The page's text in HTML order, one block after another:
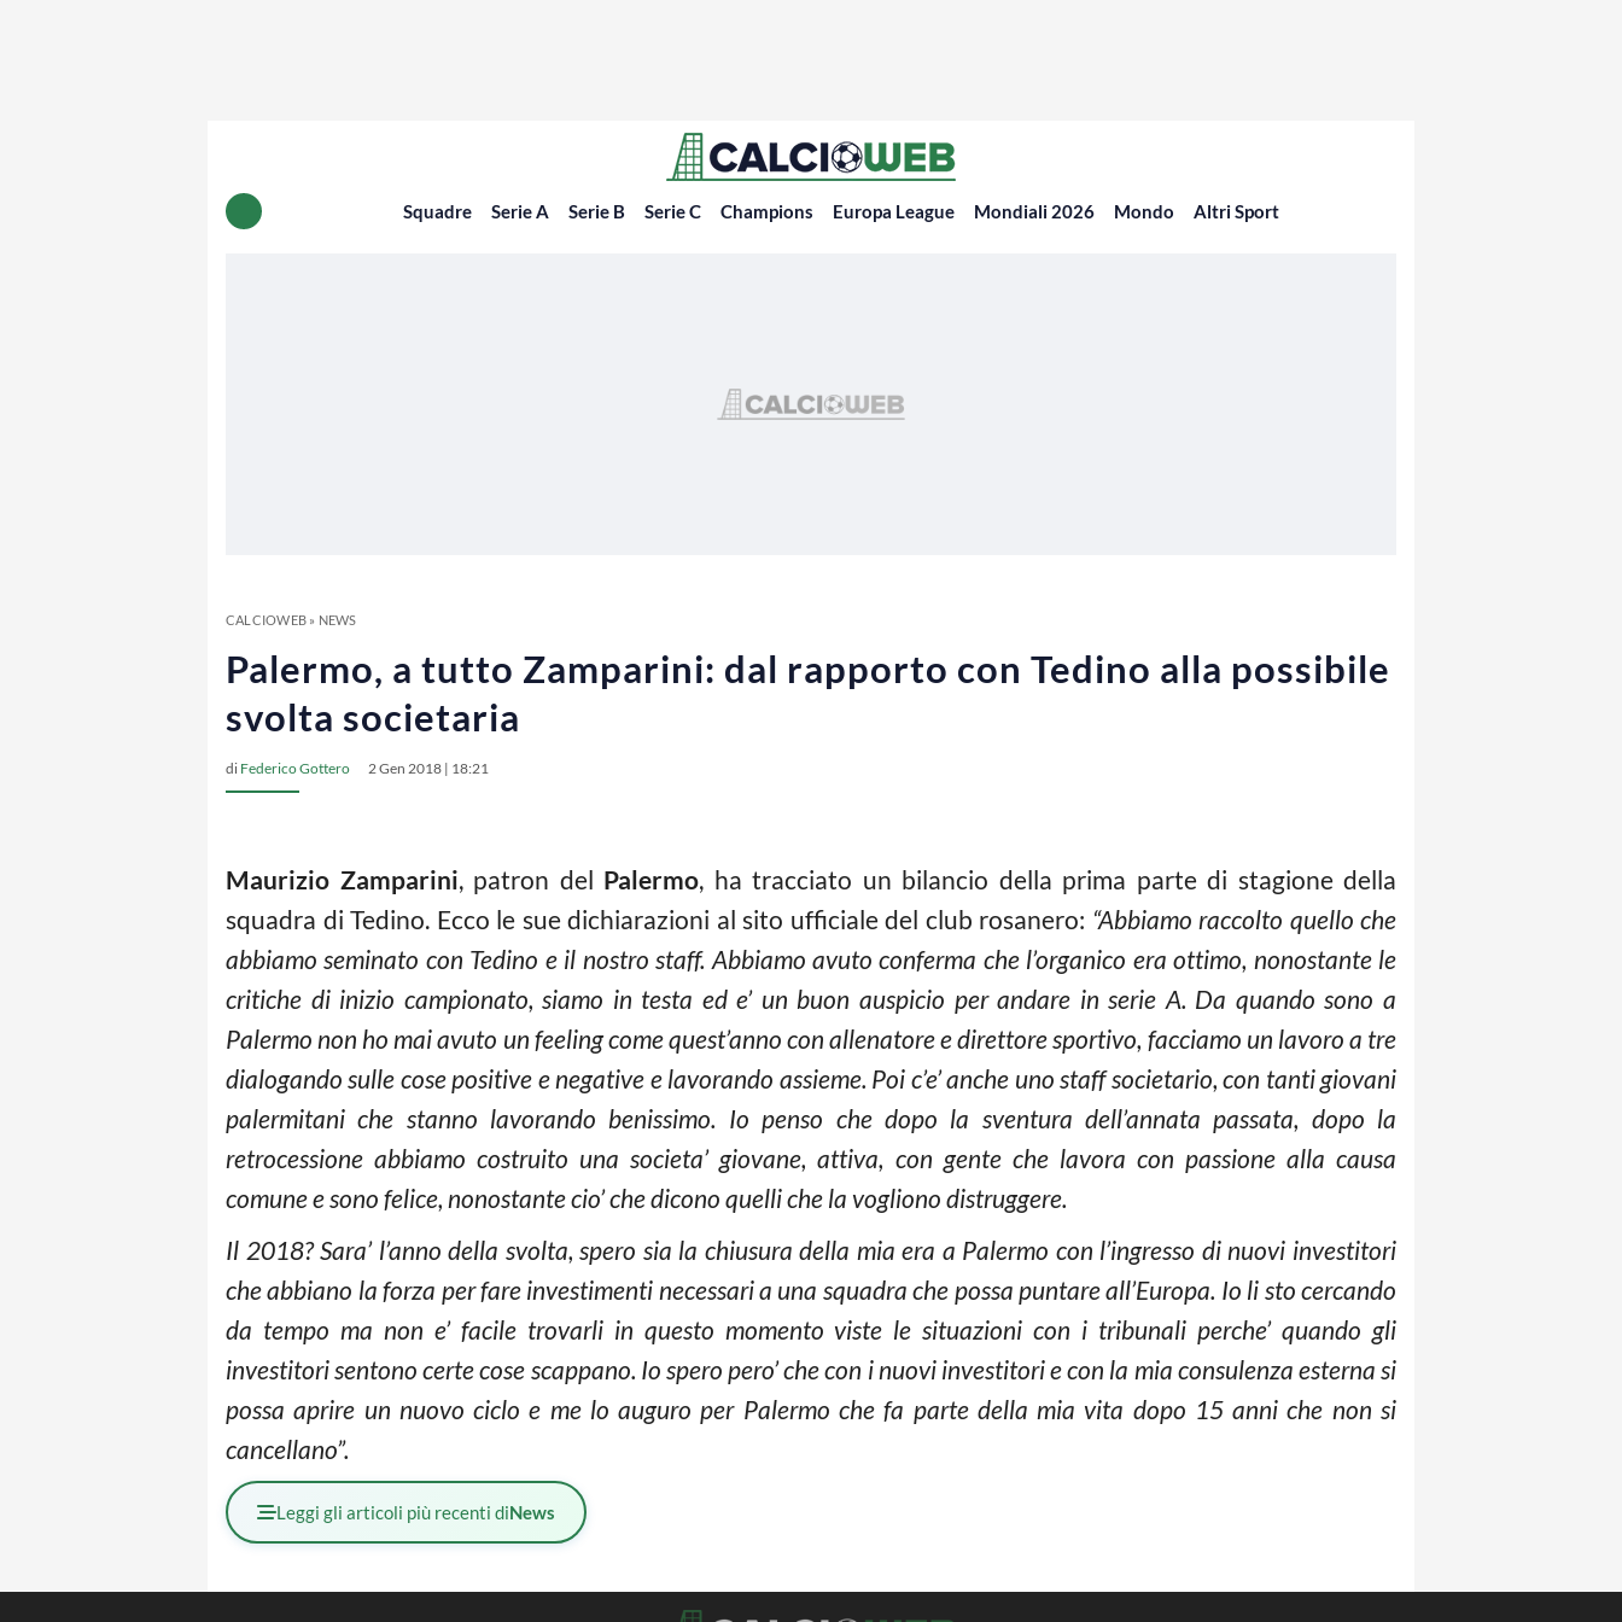
Squadre Serie A Serie B Serie C Champions Europa League Mondiali 2026 Mondo Altri Sport
CALCIOWEB» NEWS
Palermo, a tutto Zamparini: dal rapporto con Tedino alla possibile
svolta societaria
di Federico Gottero 2 Gen 2018 | 18:21
Maurizio Zamparini, patron del Palermo, ha tracciato un bilancio della prima parte di stagione della
squadra di Tedino. Ecco le sue dichiarazioni al sito ufficiale del club rosanero: “Abbiamo raccolto quello che
abbiamo seminato con Tedino e il nostro staff. Abbiamo avuto conferma che l’organico era ottimo, nonostante le
critiche di inizio campionato, siamo in testa ed e’ un buon auspicio per andare in serie A. Da quando sono a
Palermo non ho mai avuto un feeling come quest’anno con allenatore e direttore sportivo, facciamo un lavoro a tre
dialogando sulle cose positive e negative e lavorando assieme. Poi c’e’ anche uno staff societario, con tanti giovani
palermitani che stanno lavorando benissimo. Io penso che dopo la sventura dell’annata passata, dopo la
retrocessione abbiamo costruito una societa’ giovane, attiva, con gente che lavora con passione alla causa
comune e sono felice, nonostante cio’ che dicono quelli che la vogliono distruggere.
Il 2018? Sara’ l’anno della svolta, spero sia la chiusura della mia era a Palermo con l’ingresso di nuovi investitori
che abbiano la forza per fare investimenti necessari a una squadra che possa puntare all’Europa. Io li sto cercando
da tempo ma non e’ facile trovarli in questo momento viste le situazioni con i tribunali perche’ quando gli
investitori sentono certe cose scappano. Io spero pero’ che con i nuovi investitori e con la mia consulenza esterna si
possa aprire un nuovo ciclo e me lo auguro per Palermo che fa parte della mia vita dopo 15 anni che non si
cancellano”.
Leggi gli articoli più recenti diNews